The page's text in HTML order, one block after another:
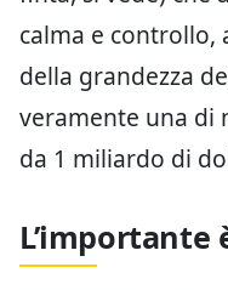
calma e controllo,
della grandezza
veramente una di
da 1 miliardo di
L’importante